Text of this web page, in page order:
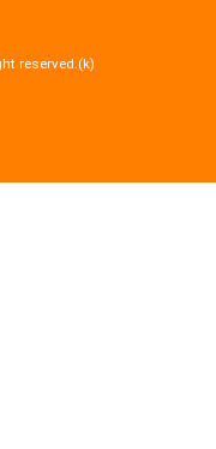
reserved.(k)